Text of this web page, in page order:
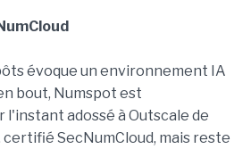
évoque un environnement IA
bout, Numspot est
adossé à Outscale de
certifié SecNumCloud, mais reste